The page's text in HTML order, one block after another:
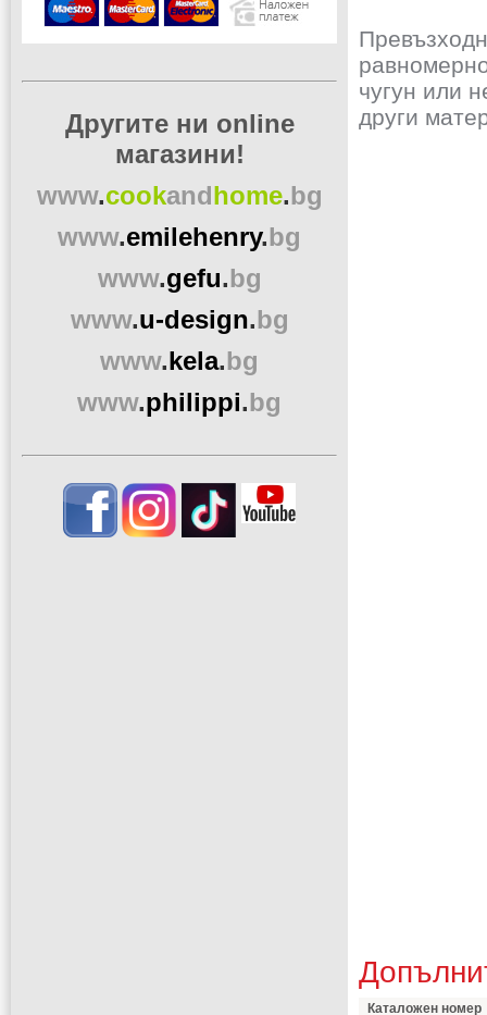
чугун или
други
Каталожен номер
Другите ни online
магазини!
www.cookandhome.bg
www.emilehenry.bg
www.gefu.bg
www.u-design.bg
www.kela.bg
www.philippi.bg